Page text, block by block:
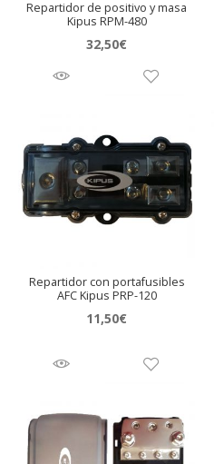
Repartidor de positivo y masa
Kipus RPM-480
32,50€
Repartidor con portafusibles
AFC Kipus PRP-120
11,50€